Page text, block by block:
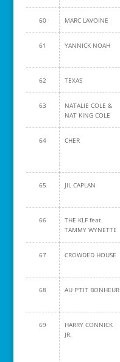
60 MARC LAVOINE
61 YANNICK NOAH
62 TEXAS
63
NATALIE COLE &
NAT KING COLE
64 CHER
65 JIL CAPLAN
66
THE KLF feat.
TAMMY WYNETTE
67 CROWDED HOUSE
68 AU P'TIT BONHEUR
69
HARRY CONNICK
JR.